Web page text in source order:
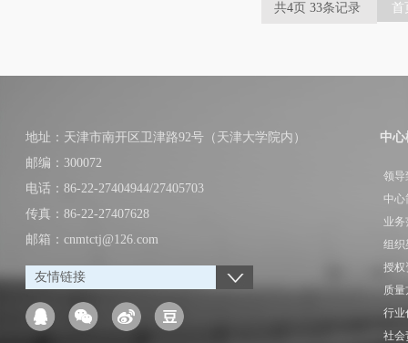
共4页 33条记录 首
地址：天津市南开区卫津路92号（天津大学院内）
邮编：300072
电话：86-22-27404944/27405703
传真：86-22-27407628
邮箱：cnmtctj@126.com
友情链接
中
领导
中心
业务
组织
授权
质量
行业
社会